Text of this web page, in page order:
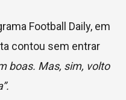
Football Daily, em
contou sem entrar
boas. Mas, sim, volto